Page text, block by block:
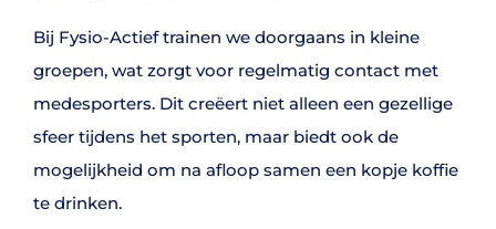
Bij Fysio-Actief trainen we doorgaans in kleine
groepen, wat zorgt voor regelmatig contact met
medesporters. Dit creëert niet alleen een gezellige
sfeer tijdens het sporten, maar biedt ook de
mogelijkheid om na afloop samen een kopje koffie
te drinken.